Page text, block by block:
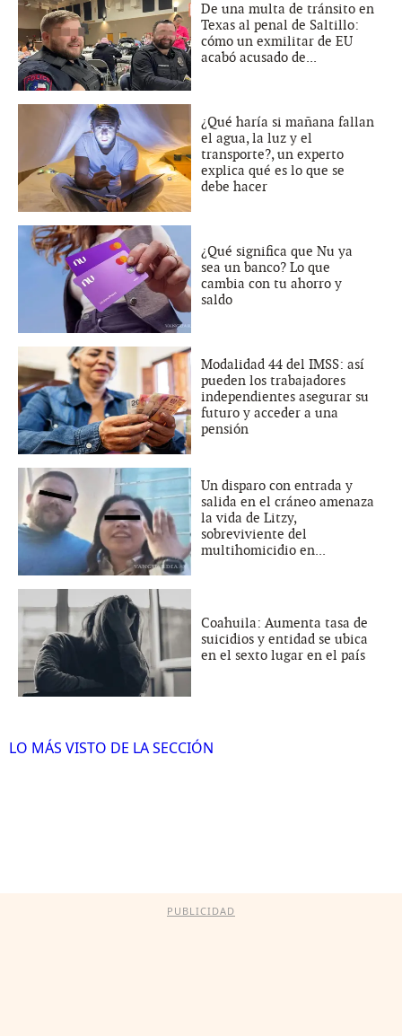
De una multa de tránsito en
Texas al penal de Saltillo:
cómo un exmilitar de EU
acabó acusado de...
¿Qué haría si mañana fallan
el agua, la luz y el
transporte?, un experto
explica qué es lo que se
debe hacer
¿Qué significa que Nu ya
sea un banco? Lo que
cambia con tu ahorro y
saldo
Modalidad 44 del IMSS: así
pueden los trabajadores
independientes asegurar su
futuro y acceder a una
pensión
Un disparo con entrada y
salida en el cráneo amenaza
la vida de Litzy,
sobreviviente del
multihomicidio en...
Coahuila: Aumenta tasa de
suicidios y entidad se ubica
en el sexto lugar en el país
LO MÁS VISTO DE LA SECCIÓN
PUBLICIDAD